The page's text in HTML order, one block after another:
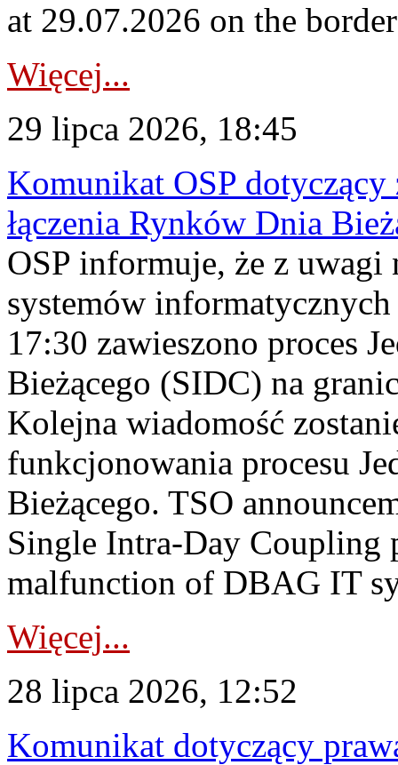
at 29.07.2026 on the
Więcej...
29 lipca 2026, 18:45
Komunikat OSP dotyczący
łączenia Rynków Dnia
OSP informuje, że z uwagi
systemów
17:30 zawieszono proces
Bieżącego (SIDC) na
Kolejna wiadomość
funkcjonowania procesu
Bieżącego. TSO
Single Intra-Day Coupling
malfunction of DBAG IT
Więcej...
28 lipca 2026, 12:52
Komunikat dotyczący